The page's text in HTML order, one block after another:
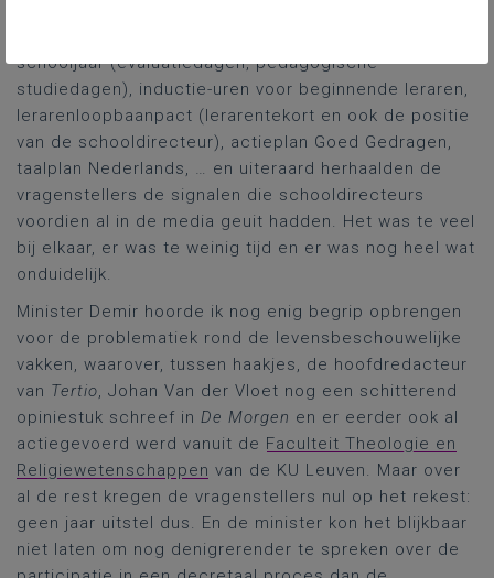
schooljaar (evaluatiedagen, pedagogische
studiedagen), inductie-uren voor beginnende leraren,
lerarenloopbaanpact (lerarentekort en ook de positie
van de schooldirecteur), actieplan Goed Gedragen,
taalplan Nederlands, … en uiteraard herhaalden de
vragenstellers de signalen die schooldirecteurs
voordien al in de media geuit hadden. Het was te veel
bij elkaar, er was te weinig tijd en er was nog heel wat
onduidelijk.
Minister Demir hoorde ik nog enig begrip opbrengen
voor de problematiek rond de levensbeschouwelijke
vakken, waarover, tussen haakjes, de hoofdredacteur
van Tertio, Johan Van der Vloet nog een schitterend
opiniestuk schreef in De Morgen en er eerder ook al
actiegevoerd werd vanuit de Faculteit Theologie en
Religiewetenschappen van de KU Leuven. Maar over
al de rest kregen de vragenstellers nul op het rekest:
geen jaar uitstel dus. En de minister kon het blijkbaar
niet laten om nog denigrerender te spreken over de